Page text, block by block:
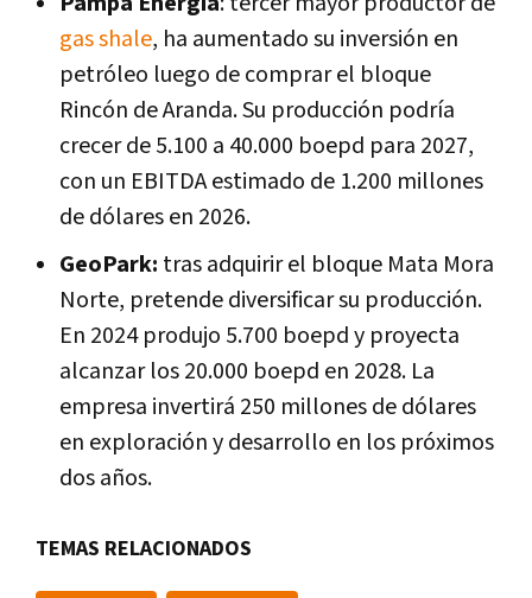
gas shale, ha aumentado su inversión en
petróleo luego de comprar el bloque
Rincón de Aranda. Su producción podría
crecer de 5.100 a 40.000 boepd para 2027,
con un EBITDA estimado de 1.200 millones
de dólares en 2026.
GeoPark: tras adquirir el bloque Mata Mora
Norte, pretende diversificar su producción.
En 2024 produjo 5.700 boepd y proyecta
alcanzar los 20.000 boepd en 2028. La
empresa invertirá 250 millones de dólares
en exploración y desarrollo en los próximos
dos años.
TEMAS RELACIONADOS